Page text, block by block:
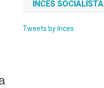
INCES SOCIALISTA
Tweets by Inces